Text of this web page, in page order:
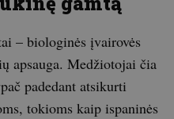
– biologinės įvairovės
apsauga. Medžiotojai čia
padedant atsikurti
tokioms kaip ispaninės